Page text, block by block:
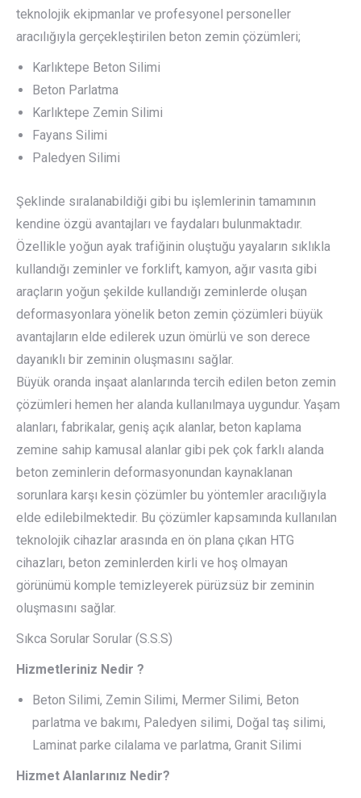
teknolojik ekipmanlar ve profesyonel personeller
aracılığıyla gerçekleştirilen beton zemin çözümleri;
Karlıktepe Beton Silimi
Beton Parlatma
Karlıktepe Zemin Silimi
Fayans Silimi
Paledyen Silimi
Şeklinde sıralanabildiği gibi bu işlemlerinin tamamının
kendine özgü avantajları ve faydaları bulunmaktadır.
Özellikle yoğun ayak trafiğinin oluştuğu yayaların sıklıkla
kullandığı zeminler ve forklift, kamyon, ağır vasıta gibi
araçların yoğun şekilde kullandığı zeminlerde oluşan
deformasyonlara yönelik beton zemin çözümleri büyük
avantajların elde edilerek uzun ömürlü ve son derece
dayanıklı bir zeminin oluşmasını sağlar.
Büyük oranda inşaat alanlarında tercih edilen beton zemin
çözümleri hemen her alanda kullanılmaya uygundur. Yaşam
alanları, fabrikalar, geniş açık alanlar, beton kaplama
zemine sahip kamusal alanlar gibi pek çok farklı alanda
beton zeminlerin deformasyonundan kaynaklanan
sorunlara karşı kesin çözümler bu yöntemler aracılığıyla
elde edilebilmektedir. Bu çözümler kapsamında kullanılan
teknolojik cihazlar arasında en ön plana çıkan HTG
cihazları, beton zeminlerden kirli ve hoş olmayan
görünümü komple temizleyerek pürüzsüz bir zeminin
oluşmasını sağlar.
Sıkca Sorular Sorular (S.S.S)
Hizmetleriniz Nedir ?
Beton Silimi, Zemin Silimi, Mermer Silimi, Beton
parlatma ve bakımı, Paledyen silimi, Doğal taş silimi,
Laminat parke cilalama ve parlatma, Granit Silimi
Hizmet Alanlarınız Nedir?